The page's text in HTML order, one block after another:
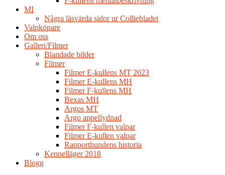
MI
Några läsvärda sidor ur Colliebladet
Valpköpare
Om oss
Galleri/Filmer
Blandade bilder
Filmer
Filmer E-kullens MT 2023
Filmer E-kullens MH
Filmer F-kullens MH
Bexas MH
Argos MT
Argo appellydnad
Filmer F-kullen valpar
Filmer E-kullen valpar
Rapporthundens historia
Kennelläger 2018
Blogg